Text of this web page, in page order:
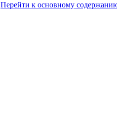
Перейти к основному